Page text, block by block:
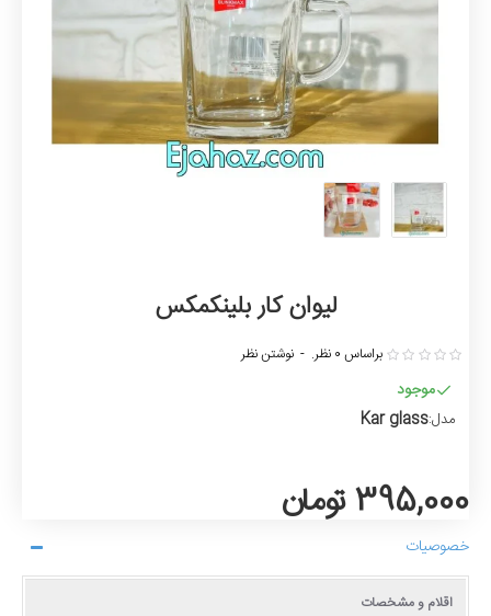
لیوان کار بلینکمکس
موجود
مدل:Kar glass
براساس 0 نظر. - نوشتن نظر
395,000 تومان
خصوصیات
اقلام و مشخصات